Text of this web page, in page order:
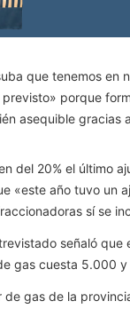
que tenemos en
porque
asequible gracias
del 20% el último
«este año tuvo un
sí se
señaló
gas cuesta 5.000
gas de la